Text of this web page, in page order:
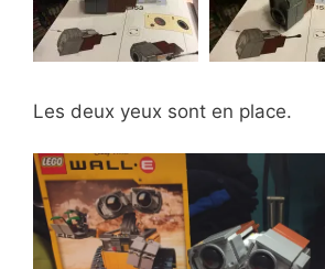
Les deux yeux sont en place.